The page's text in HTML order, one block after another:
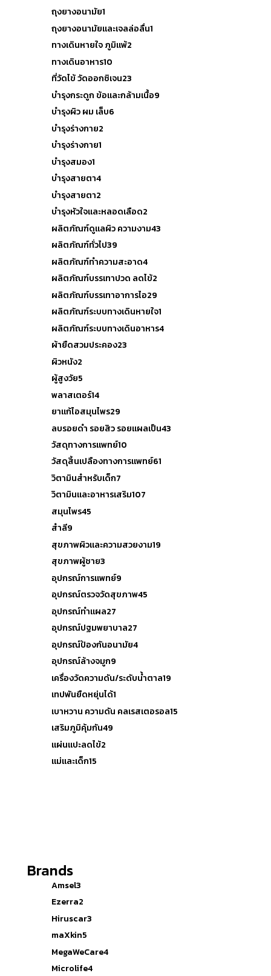
ถุงยางอนามัย1
ถุงยางอนามัยและเจลล่อลื่น1
ทางเดินหายใจ ภูมิแพ้2
ทางเดินอาหาร10
ที่วัดไข้ วัดออกซิเจน23
บำรุงกระดูก ข้อและกล้ามเนื้อ9
บำรุงผิว ผม เล็บ6
บำรุงร่างกาย2
บำรุงร่างกาย1
บำรุงสมอง1
บำรุงสายตา4
บำรุงสายตา2
บำรุงหัวใจและหลอดเลือด2
ผลิตภัณฑ์ดูแลผิว ความงาม43
ผลิตภัณฑ์ทั่วไป39
ผลิตภัณฑ์ทำความสะอาด4
ผลิตภัณฑ์บรรเทาปวด ลดไข้2
ผลิตภัณฑ์บรรเทาอาการไอ29
ผลิตภัณฑ์ระบบทางเดินหายใจ1
ผลิตภัณฑ์ระบบทางเดินอาหาร4
ผ้ายืดสวมประคอง23
ผิวหนัง2
ผู้สูงวัย5
พลาสเตอร์14
ยาแก้ไอสมุนไพร29
ลบรอยดำ รอยสิว รอยแผลเป็น43
วัสดุทางการแพทย์10
วัสดุสิ้นเปลืองทางการแพทย์61
วิตามินสำหรับเด็ก7
วิตามินและอาหารเสริม107
สมุนไพร45
สำลี9
สุขภาพผิวและความสวยงาม19
สุขภาพผู้ชาย3
อุปกรณ์การแพทย์9
อุปกรณ์ตรวจวัดสุขภาพ45
อุปกรณ์ทำแผล27
อุปกรณ์ปฐมพยาบาล27
อุปกรณ์ป้องกันอนามัย4
อุปกรณ์ล้างจมูก9
เครื่องวัดความดัน/ระดับน้ำตาล19
เทปพันยืดหยุ่นได้1
เบาหวาน ความดัน คลเรสเตอรอล15
เสริมภูมิคุ้มกัน49
แผ่นแปะลดไข้2
แม่และเด็ก15
Brands
Amsel3
Ezerra2
Hiruscar3
maXkin5
MegaWeCare4
Microlife4